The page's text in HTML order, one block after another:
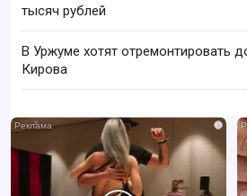
тысяч рублей
В Уржуме хотят отремонтировать
Кирова
i